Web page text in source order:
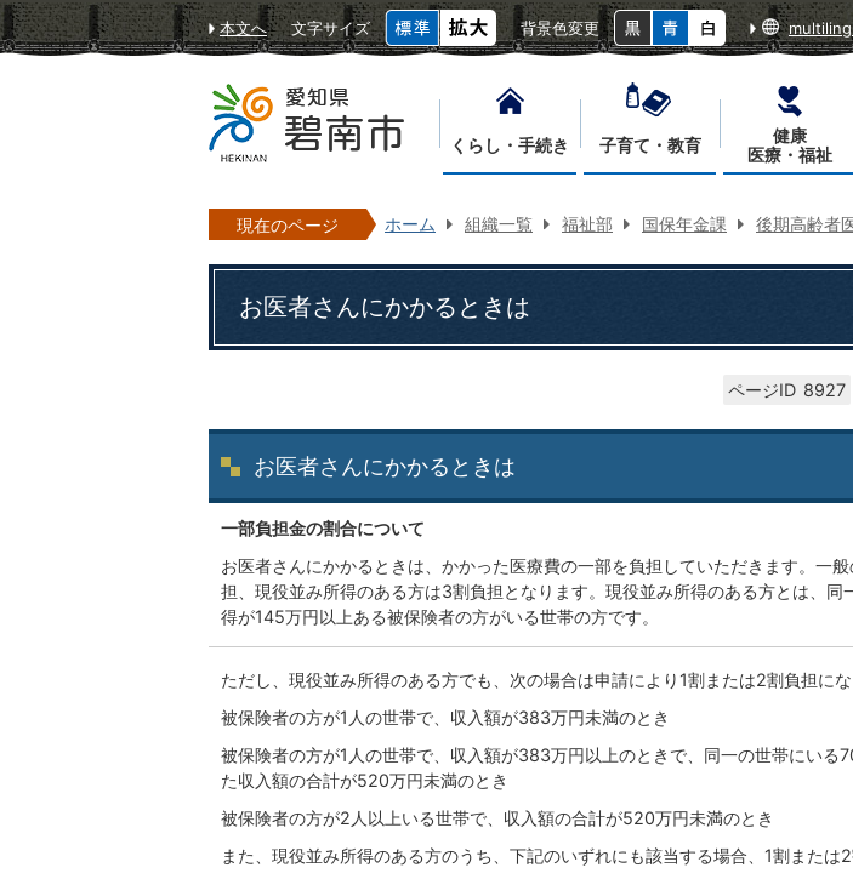
本文へ 文字サイズ 背景色変更
くらし・手続き 子育て・教育
健康
医療・福祉
現在のページ ホーム 組織一覧 福祉部 国保年金課 後期高齢者
お医者さんにかかるときは
ページID 8927
お医者さんにかかるときは
一部負担金の割合について
お医者さんにかかるときは、かかった医療費の一部を負担していただきます。一
担、現役並み所得のある方は3割負担となります。現役並み所得のある方とは、同
得が145万円以上ある被保険者の方がいる世帯の方です。
ただし、現役並み所得のある方でも、次の場合は申請により1割または2割負担にな
被保険者の方が1人の世帯で、収入額が383万円未満のとき
被保険者の方が1人の世帯で、収入額が383万円以上のときで、同一の世帯にいる
た収入額の合計が520万円未満のとき
被保険者の方が2人以上いる世帯で、収入額の合計が520万円未満のとき
また、現役並み所得のある方のうち、下記のいずれにも該当する場合、1割または2